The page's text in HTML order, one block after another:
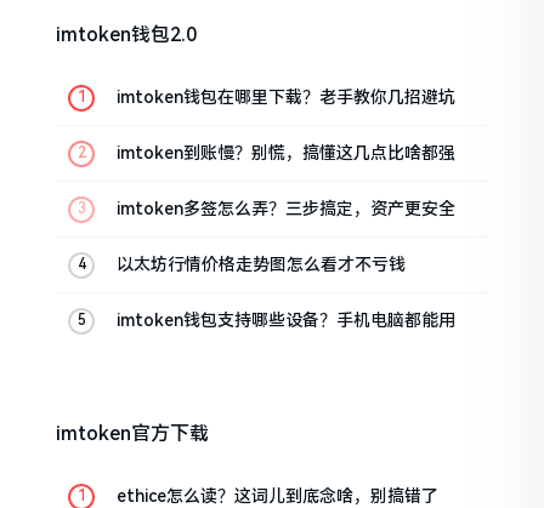
imtoken钱包2.0
imtoken钱包在哪里下载？老手教你几招避坑
imtoken到账慢？别慌，搞懂这几点比啥都强
imtoken多签怎么弄？三步搞定，资产更安全
以太坊行情价格走势图怎么看才不亏钱
imtoken钱包支持哪些设备？手机电脑都能用
imtoken官方下载
ethice怎么读？这词儿到底念啥，别搞错了